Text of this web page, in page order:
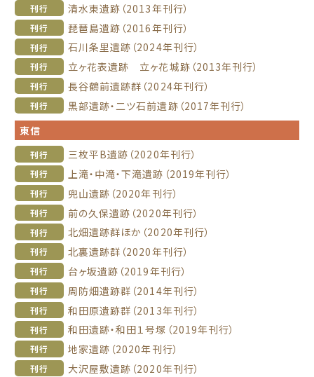
刊行 清水東遺跡（2013年刊行）
刊行 琵琶島遺跡（2016年刊行）
刊行 石川条里遺跡（2024年刊行）
刊行 立ヶ花表遺跡 立ヶ花城跡（2013年刊行）
刊行 長谷鶴前遺跡群（2024年刊行）
刊行
黒部遺跡・二ツ石前遺跡（2017年刊行）
東信
刊行 三枚平B遺跡（2020年刊行）
刊行 上滝・中滝・下滝遺跡（2019年刊行）
刊行 兜山遺跡（2020年刊行）
刊行 前の久保遺跡（2020年刊行）
刊行 北畑遺跡群ほか（2020年刊行）
刊行 北裏遺跡群（2020年刊行）
刊行 台ヶ坂遺跡（2019年刊行）
刊行 周防畑遺跡群（2014年刊行）
刊行 和田原遺跡群（2013年刊行）
刊行 和田遺跡・和田１号塚（2019年刊行）
刊行 地家遺跡（2020年刊行）
刊行 大沢屋敷遺跡（2020年刊行）